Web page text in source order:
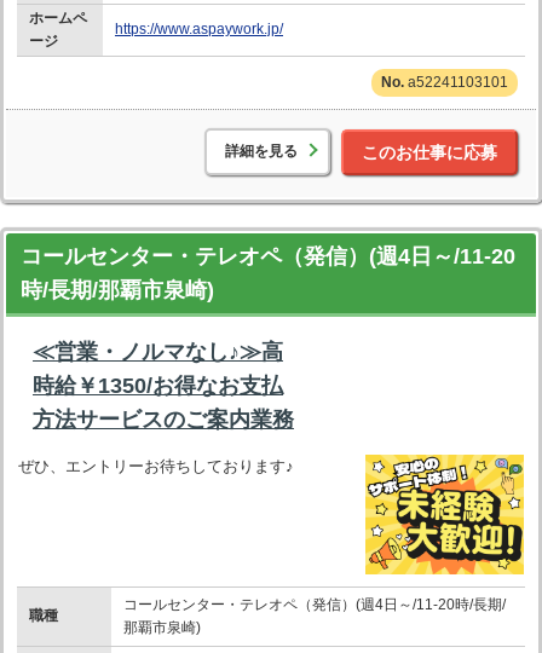
ホームペ
ージ
https://www.aspaywork.jp/
a52241103101
詳細を見る このお仕事に応募
コールセンター・テレオペ（発信）(週4日～/11-20
時/長期/那覇市泉崎)
≪営業・ノルマなし♪≫高
時給￥1350/お得なお支払
方法サービスのご案内業務
ぜひ、エントリーお待ちしております♪
職種
コールセンター・テレオペ（発信）(週4日～/11-20時/長期/
那覇市泉崎)